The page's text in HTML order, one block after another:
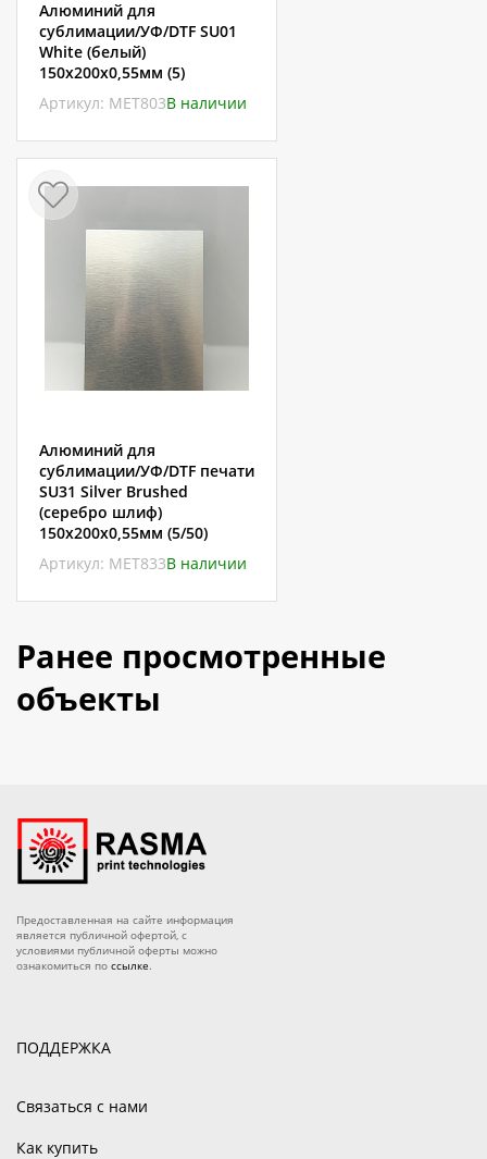
Алюминий для
сублимации/УФ/DTF SU01
White (белый)
150х200х0,55мм (5)
Артикул: МЕТ803В наличии
Алюминий для
сублимации/УФ/DTF печати
SU31 Silver Brushed
(серебро шлиф)
150х200х0,55мм (5/50)
Артикул: МЕТ833В наличии
Ранее просмотренные
объекты
Предоставленная на сайте информация
является публичной офертой, с
условиями публичной оферты можно
ознакомиться по ссылке.
ПОДДЕРЖКА
Связаться с нами
Как купить